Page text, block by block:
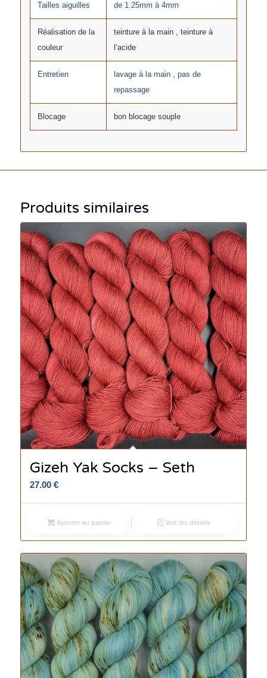
Tailles aiguilles de 1.25mm à 4mm
Réalisation de la
couleur
teinture à la main , teinture à
l’acide
Entretien
lavage à la main , pas de
repassage
Blocage bon blocage souple
Produits similaires
Gizeh Yak Socks – Seth
27.00 €
Ajouter au panier Voir les détails